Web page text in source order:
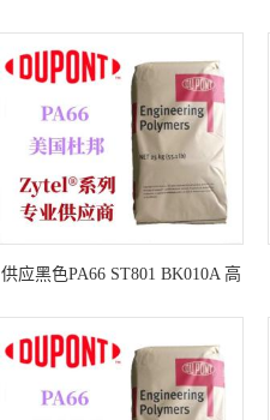
PA66 ST801
供应黑色PA66 ST801 BK010A 高